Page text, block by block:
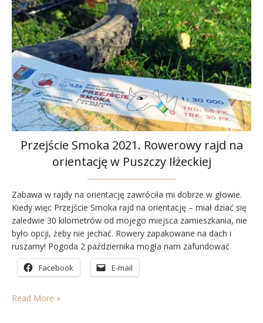
Przejście Smoka 2021. Rowerowy rajd na
orientację w Puszczy Iłżeckiej
Zabawa w rajdy na orientację zawróciła mi dobrze w głowie.
Kiedy więc Przejście Smoka rajd na orientację – miał dziać się
zaledwie 30 kilometrów od mojego miejsca zamieszkania, nie
było opcji, żeby nie jechać. Rowery zapakowane na dach i
ruszamy! Pogoda 2 października mogła nam zafundować
wszystko. Hulające wiatry, deszcze różnych kategorii od
mżawki poczynając na ulewie kończąc, nisko wiszące…
Facebook E-mail
Read More »